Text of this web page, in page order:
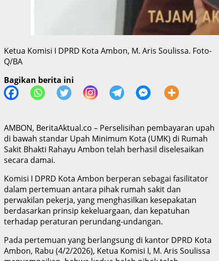
Ketua Komisi I DPRD Kota Ambon, M. Aris Soulissa. Foto-
Q/BA
Bagikan berita ini
AMBON, BeritaAktual.co – Perselisihan pembayaran upah
di bawah standar Upah Minimum Kota (UMK) di Rumah
Sakit Bhakti Rahayu Ambon telah berhasil diselesaikan
secara damai.
Komisi I DPRD Kota Ambon berperan sebagai fasilitator
dalam pertemuan antara pihak rumah sakit dan
perwakilan pekerja, yang menghasilkan kesepakatan
berdasarkan prinsip kekeluargaan, dan kepatuhan
terhadap peraturan perundang-undangan.
Pada pertemuan yang berlangsung di kantor DPRD Kota
Ambon, Rabu (4/2/2026), Ketua Komisi I, M. Aris Soulissa